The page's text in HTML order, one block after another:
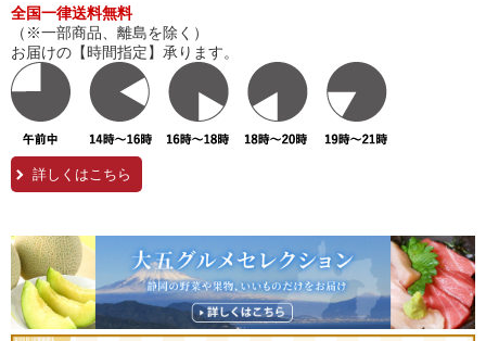
全国一律送料無料
（※一部商品、離島を除く）
お届けの【時間指定】承ります。
詳しくはこちら